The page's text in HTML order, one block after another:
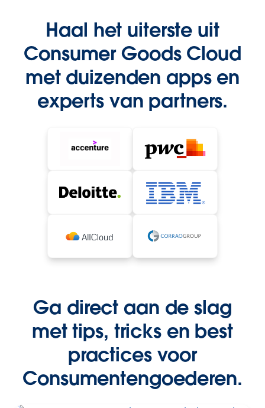
Haal het uiterste uit
Consumer Goods Cloud
met duizenden apps en
experts van partners.
Ga direct aan de slag
met tips, tricks en best
practices voor
Consumentengoederen.